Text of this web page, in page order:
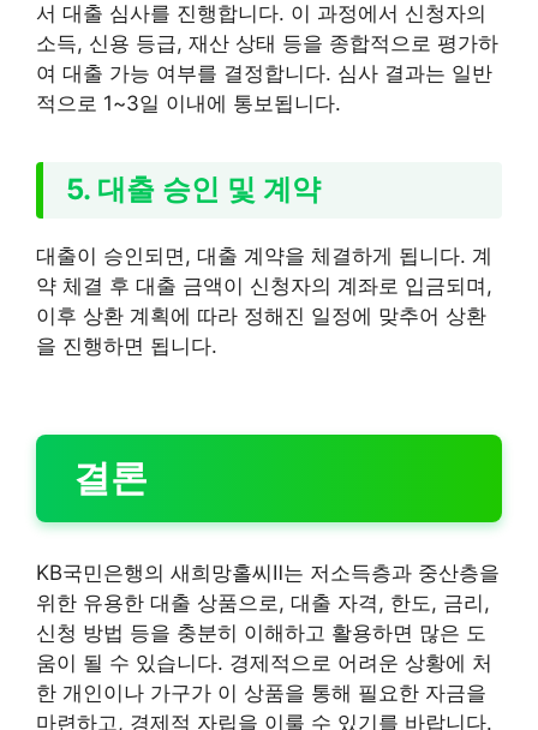
서 대출 심사를 진행합니다. 이 과정에서 신청자의
소득, 신용 등급, 재산 상태 등을 종합적으로 평가하
여 대출 가능 여부를 결정합니다. 심사 결과는 일반
적으로 1~3일 이내에 통보됩니다.
5. 대출 승인 및 계약
대출이 승인되면, 대출 계약을 체결하게 됩니다. 계
약 체결 후 대출 금액이 신청자의 계좌로 입금되며,
이후 상환 계획에 따라 정해진 일정에 맞추어 상환
을 진행하면 됩니다.
결론
KB국민은행의 새희망홀씨Ⅱ는 저소득층과 중산층을
위한 유용한 대출 상품으로, 대출 자격, 한도, 금리,
신청 방법 등을 충분히 이해하고 활용하면 많은 도
움이 될 수 있습니다. 경제적으로 어려운 상황에 처
한 개인이나 가구가 이 상품을 통해 필요한 자금을
마련하고, 경제적 자립을 이룰 수 있기를 바랍니다.